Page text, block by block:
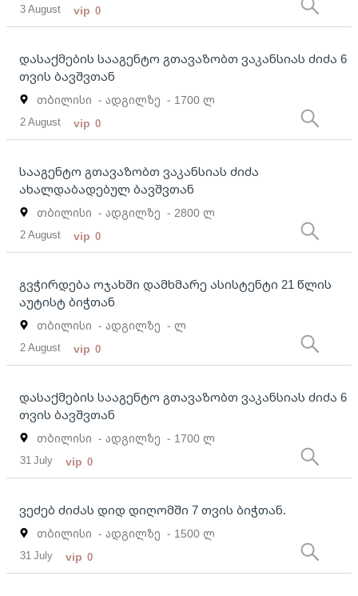
3 August vip 0
დასაქმების სააგენტო გთავაზობთ ვაკანსიას ძიძა 6
თვის ბავშვთან
თბილისი - ადგილზე - 1700 ლ
2 August vip 0
სააგენტო გთავაზობთ ვაკანსიას ძიძა
ახალდაბადებულ ბავშვთან
თბილისი - ადგილზე - 2800 ლ
2 August vip 0
გვჭირდება ოჯახში დამხმარე ასისტენტი 21 წლის
აუტისტ ბიჭთან
თბილისი - ადგილზე - ლ
2 August vip 0
დასაქმების სააგენტო გთავაზობთ ვაკანსიას ძიძა 6
თვის ბავშვთან
თბილისი - ადგილზე - 1700 ლ
31 July vip 0
ვეძებ ძიძას დიდ დიღომში 7 თვის ბიჭთან.
თბილისი - ადგილზე - 1500 ლ
31 July vip 0